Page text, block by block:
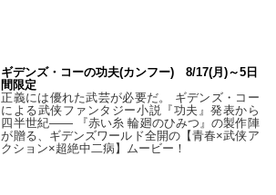
ギデンズ・コーの功夫(カンフー) 8/17(月)～5日
間限定
正義には優れた武芸が必要だ。 ギデンズ・コー
による武侠ファンタジー小説『功夫』発表から
四半世紀―― 『赤い糸 輪廻のひみつ』の製作陣
が贈る、ギデンズワールド全開の【青春×武侠ア
クション×超絶中二病】ムービー！